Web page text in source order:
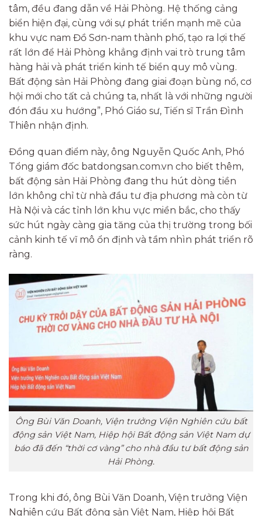
tâm, đều đang dẫn về Hải Phòng. Hệ thống cảng
biển hiện đại, cùng với sự phát triển mạnh mẽ của
khu vực nam Đồ Sơn-nam thành phố, tạo ra lợi thế
rất lớn để Hải Phòng khẳng định vai trò trung tâm
hàng hải và phát triển kinh tế biển quy mô vùng.
Bất động sản Hải Phòng đang giai đoạn bùng nổ, cơ
hội mới cho tất cả chúng ta, nhất là với những người
đón đầu xu hướng”, Phó Giáo sư, Tiến sĩ Trần Đình
Thiên nhận định.
Đồng quan điểm này, ông Nguyễn Quốc Anh, Phó
Tổng giám đốc batdongsan.com.vn cho biết thêm,
bất động sản Hải Phòng đang thu hút dòng tiền
lớn không chỉ từ nhà đầu tư địa phương mà còn từ
Hà Nội và các tỉnh lớn khu vực miền bắc, cho thấy
sức hút ngày càng gia tăng của thị trường trong bối
cảnh kinh tế vĩ mô ổn định và tầm nhìn phát triển rõ
ràng.
Ông Bùi Văn Doanh, Viện trưởng Viện Nghiên cứu bất
động sản Việt Nam, Hiệp hội Bất động sản Việt Nam dự
báo đã đến “thời cơ vàng” cho nhà đầu tư bất động sản
Hải Phòng.
Trong khi đó, ông Bùi Văn Doanh, Viện trưởng Viện
Nghiên cứu Bất động sản Việt Nam, Hiệp hội Bất